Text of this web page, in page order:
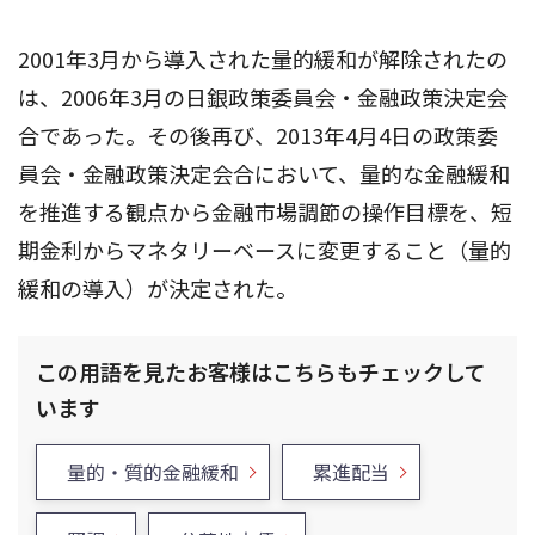
2001年3月から導入された量的緩和が解除されたの
は、2006年3月の日銀政策委員会・金融政策決定会
合であった。その後再び、2013年4月4日の政策委
員会・金融政策決定会合において、量的な金融緩和
を推進する観点から金融市場調節の操作目標を、短
期金利からマネタリーベースに変更すること（量的
緩和の導入）が決定された。
この用語を見たお客様はこちらもチェックして
います
量的・質的金融緩和 累進配当